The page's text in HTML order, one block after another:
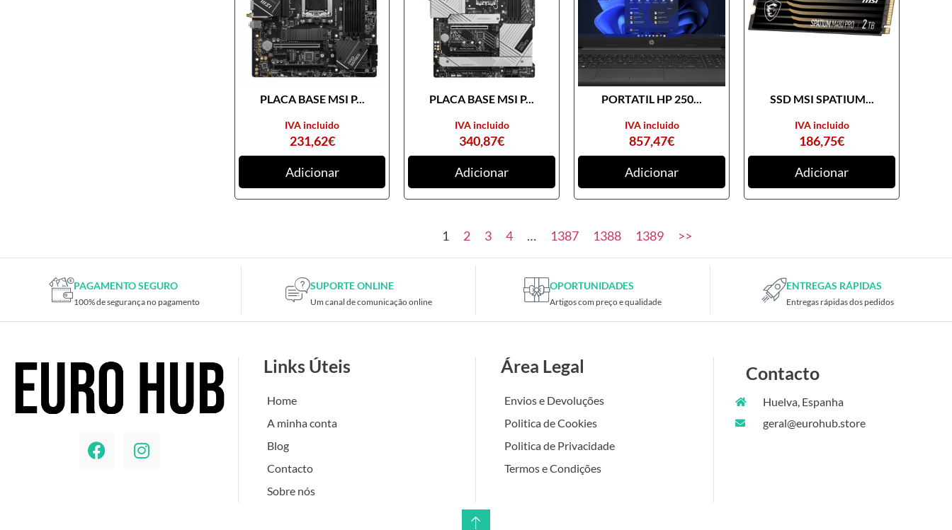
Processadores
SAIS
Ventoínhas
Computadores
Mini-PCs
Outros computadores
Portáteis
PLACA BASE MSI P...
231,62€
IVA incluido
Adicionar
PLACA BASE MSI P...
340,87€
IVA incluido
Adicionar
PORTATIL HP 250...
857,47€
IVA incluido
Adicionar
SSD MSI SPATIUM...
186,75€
IVA incluido
Adicionar
1 2 3 4 … 1387 1388 1389 >>
PAGAMENTO SEGURO
100% de segurança no pagamento
SUPORTE ONLINE
Um canal de comunicação online
OPORTUNIDADES
Artigos com preço e qualidade
ENTREGAS RÁPIDAS
Entregas rápidas dos pedidos
Links Úteis
Home
A minha conta
Blog
Contacto
Sobre nós
Área Legal
Envios e Devoluções
Politica de Cookies
Politica de Privacidade
Termos e Condições
Contacto
Huelva, Espanha
geral@eurohub.store